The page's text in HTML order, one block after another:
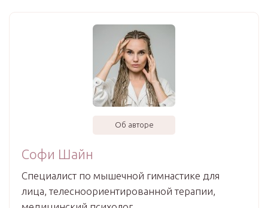
Об авторе
Софи Шайн
Специалист по мышечной гимнастике для
лица, телесноориентированной терапии,